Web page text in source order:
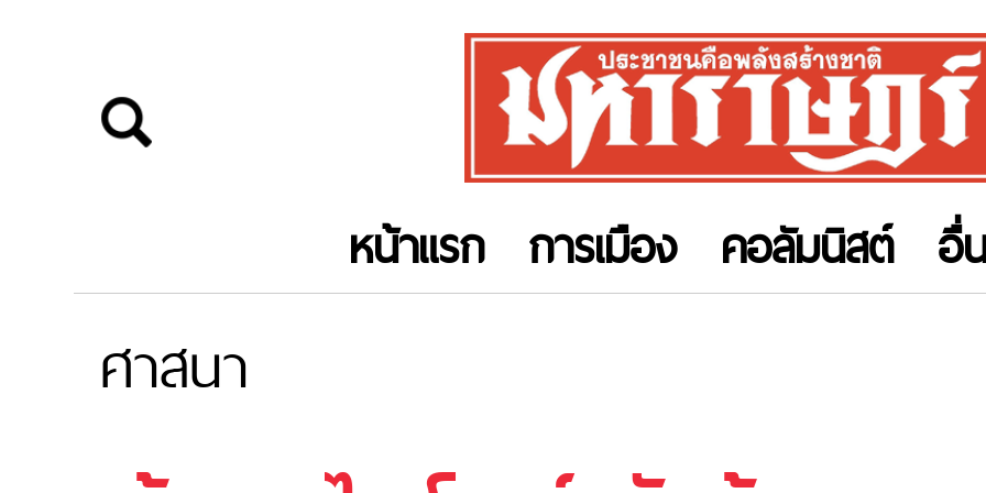
หน้าแรก การเมือง คอลัมนิสต์ อื่
ศาสนา